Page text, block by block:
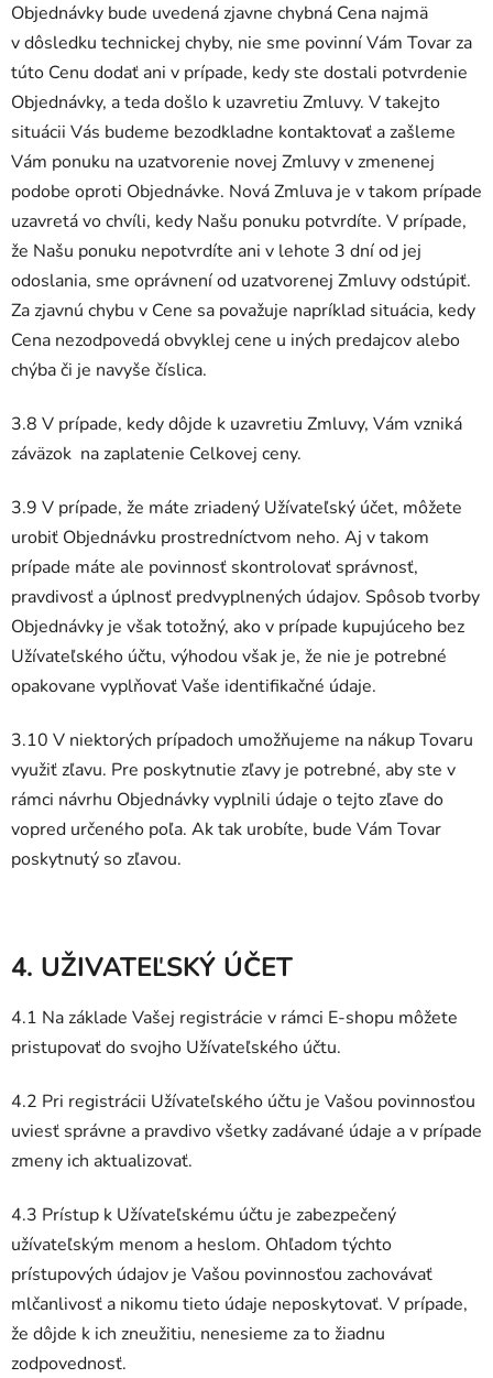
Objednávky bude uvedená zjavne chybná Cena najmä
v dôsledku technickej chyby, nie sme povinní Vám Tovar za
túto Cenu dodať ani v prípade, kedy ste dostali potvrdenie
Objednávky, a teda došlo k uzavretiu Zmluvy. V takejto
situácii Vás budeme bezodkladne kontaktovať a zašleme
Vám ponuku na uzatvorenie novej Zmluvy v zmenenej
podobe oproti Objednávke. Nová Zmluva je v takom prípade
uzavretá vo chvíli, kedy Našu ponuku potvrdíte. V prípade,
že Našu ponuku nepotvrdíte ani v lehote 3 dní od jej
odoslania, sme oprávnení od uzatvorenej Zmluvy odstúpiť.
Za zjavnú chybu v Cene sa považuje napríklad situácia, kedy
Cena nezodpovedá obvyklej cene u iných predajcov alebo
chýba či je navyše číslica.
3.8 V prípade, kedy dôjde k uzavretiu Zmluvy, Vám vzniká
záväzok na zaplatenie Celkovej ceny.
3.9 V prípade, že máte zriadený Užívateľský účet, môžete
urobiť Objednávku prostredníctvom neho. Aj v takom
prípade máte ale povinnosť skontrolovať správnosť,
pravdivosť a úplnosť predvyplnených údajov. Spôsob tvorby
Objednávky je však totožný, ako v prípade kupujúceho bez
Užívateľského účtu, výhodou však je, že nie je potrebné
opakovane vyplňovať Vaše identifikačné údaje.
3.10 V niektorých prípadoch umožňujeme na nákup Tovaru
využiť zľavu. Pre poskytnutie zľavy je potrebné, aby ste v
rámci návrhu Objednávky vyplnili údaje o tejto zľave do
vopred určeného poľa. Ak tak urobíte, bude Vám Tovar
poskytnutý so zľavou.
4. UŽIVATEĽSKÝ ÚČET
4.1 Na základe Vašej registrácie v rámci E-shopu môžete
pristupovať do svojho Užívateľského účtu.
4.2 Pri registrácii Užívateľského účtu je Vašou povinnosťou
uviesť správne a pravdivo všetky zadávané údaje a v prípade
zmeny ich aktualizovať.
4.3 Prístup k Užívateľskému účtu je zabezpečený
užívateľským menom a heslom. Ohľadom týchto
prístupových údajov je Vašou povinnosťou zachovávať
mlčanlivosť a nikomu tieto údaje neposkytovať. V prípade,
že dôjde k ich zneužitiu, nenesieme za to žiadnu
zodpovednosť.